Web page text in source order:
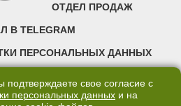
ОТДЕЛ ПРОДАЖ
В TELEGRAM
ПЕРСОНАЛЬНЫХ ДАННЫХ
подтверждаете свое согласие с
персональных данных и на